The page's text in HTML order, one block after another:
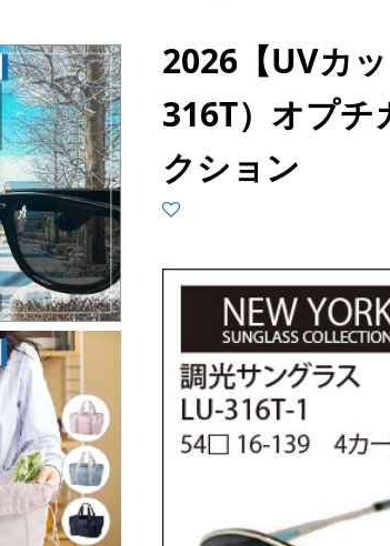
2026【UVカ
316T）オプ
クション